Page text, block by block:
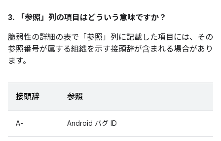
3. 「参照」 列の項目はどういう意味ですか？
脆弱性の詳細の表で「参照」 列に記載した項目には、その
参照番号が属する組織を示す接頭辞が含まれる場合があり
ます。
接頭辞 参照
A- Android バグ ID